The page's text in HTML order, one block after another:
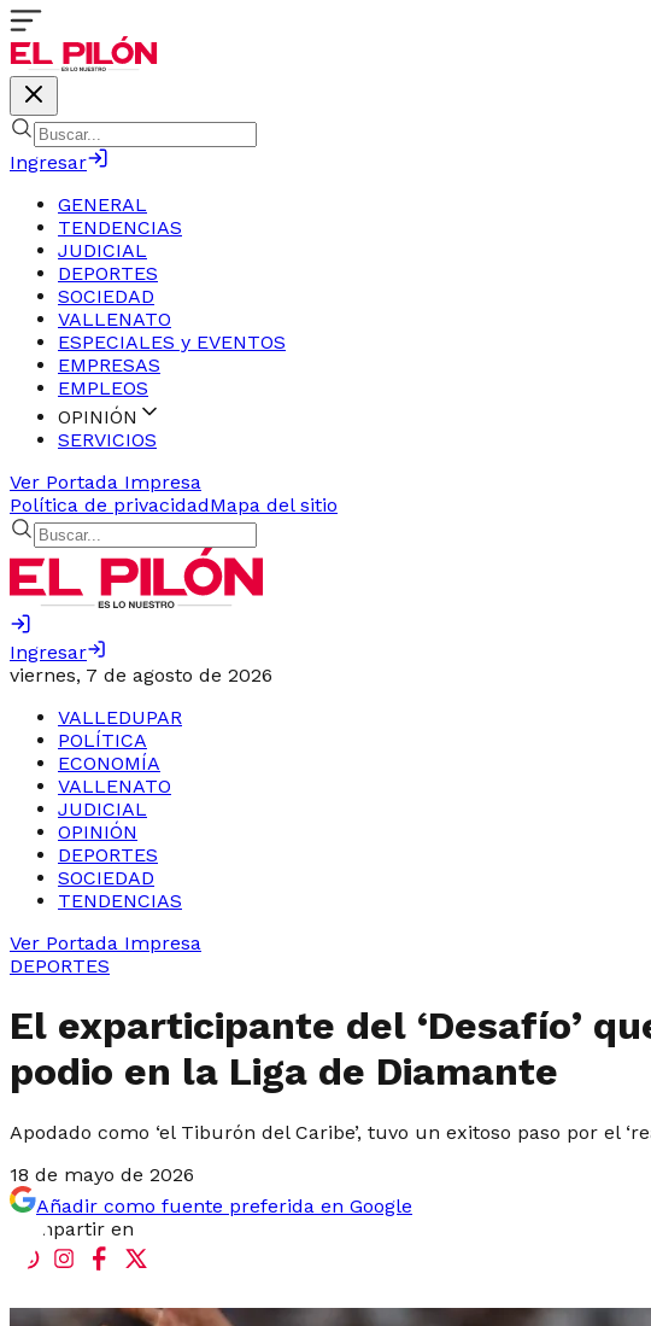
Ingresar
GENERAL
TENDENCIAS
JUDICIAL
DEPORTES
SOCIEDAD
VALLENATO
ESPECIALES y EVENTOS
EMPRESAS
EMPLEOS
OPINIÓN
SERVICIOS
Ver Portada Impresa
Política de privacidadMapa del sitio
Ingresar
viernes, 7 de agosto de 2026
VALLEDUPAR
POLÍTICA
ECONOMÍA
VALLENATO
JUDICIAL
OPINIÓN
DEPORTES
SOCIEDAD
TENDENCIAS
Ver Portada Impresa
DEPORTES
El exparticipante del ‘Desafío’
podio en la Liga de Diamante
Apodado como ‘el Tiburón del Caribe’, tuvo un exitoso paso por el
18 de mayo de 2026
Añadir como fuente preferida en Google
Compartir en